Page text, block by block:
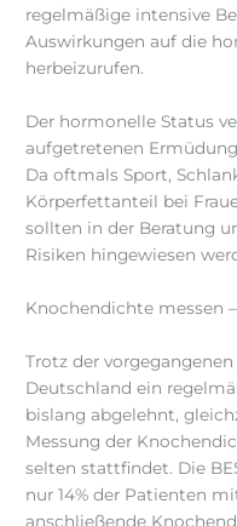
regelmäßige intensive
Auswirkungen auf die
herbeizurufen.
Der hormonelle Status
aufgetretenen
Da oftmals Sport,
Körperfettanteil bei
sollten in der Beratung
Risiken hingewiesen
Knochendichte messen
Trotz der
Deutschland ein
bislang abgelehnt,
Messung der
selten stattfindet. Die
nur 14% der Patienten
anschließende